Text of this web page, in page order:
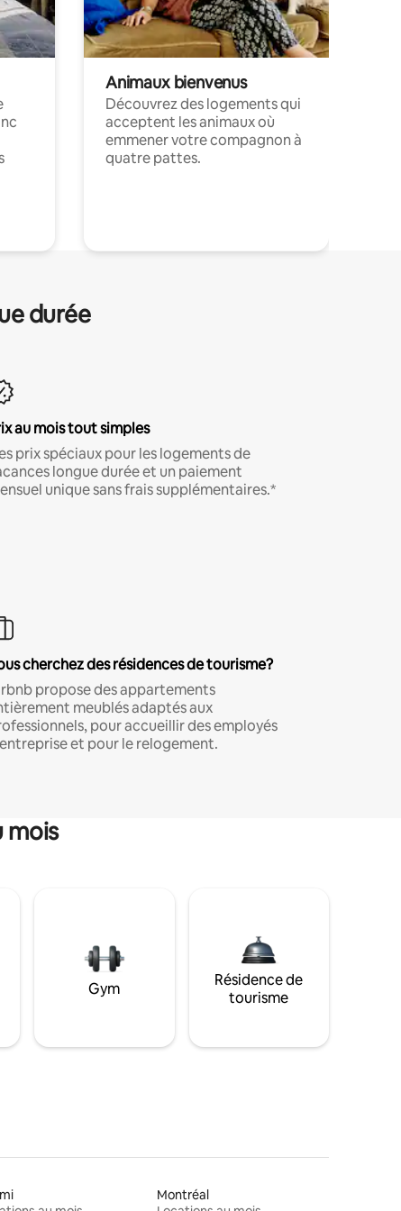
Animaux bienvenus
Découvrez des logements qui
acceptent les animaux où
emmener votre compagnon à
quatre pattes.
durée
au mois tout simples
prix spéciaux pour les logements de
longue durée et un paiement
unique sans frais supplémentaires.*
cherchez des résidences de tourisme?
propose des appartements
meublés adaptés aux
pour accueillir des employés
et pour le relogement.
mois
Gym
Résidence de
tourisme
Montréal